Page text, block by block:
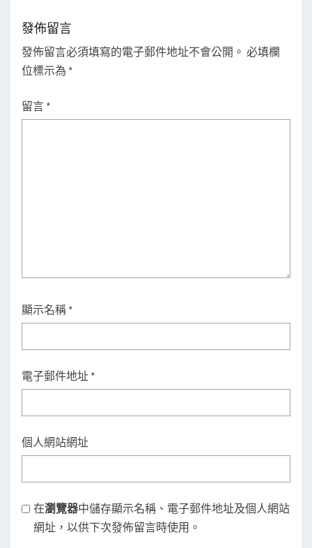
發佈留言
發佈留言必須填寫的電子郵件地址不會公開。 必填欄
位標示為 *
留言 *
顯示名稱 *
電子郵件地址 *
個人網站網址
在瀏覽器中儲存顯示名稱、電子郵件地址及個人網站
網址，以供下次發佈留言時使用。